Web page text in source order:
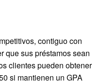
contiguo con
que sus préstamos sean
clientes pueden obtener
si mantienen un GPA